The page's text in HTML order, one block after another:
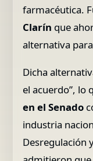
farmacéutica.
Clarín que
alternativa
Dicha
el acuerdo”, lo
en el Senado
industria
Desregulación